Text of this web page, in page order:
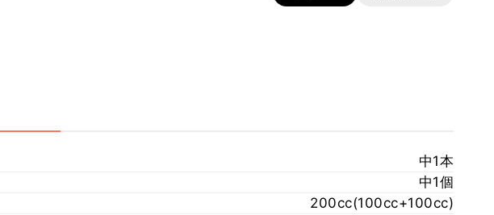
中1本
中1個
200cc(100cc+100cc)